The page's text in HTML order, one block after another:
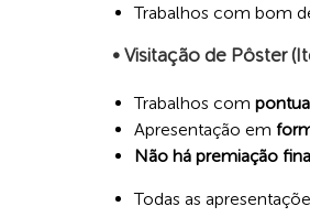
Trabalhos com bom
• Visitação de Pôster
Trabalhos com
Apresentação em
Não há premiação
Todas as